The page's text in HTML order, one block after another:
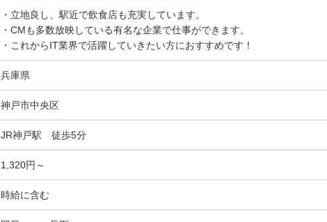
・立地良し、駅近で飲食店も充実しています。
・CMも多数放映している有名な企業で仕事ができます。
・これからIT業界で活躍していきたい方におすすめです！
兵庫県
神戸市中央区
JR神戸駅 徒歩5分
1,320円～
時給に含む